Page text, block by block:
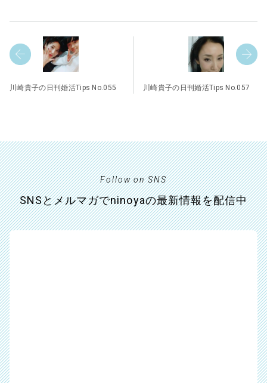
川崎貴子の日刊婚活Tips No.055 川崎貴子の日刊婚活Tips No.057
Follow on SNS
SNSとメルマガでninoyaの最新情報を配信中